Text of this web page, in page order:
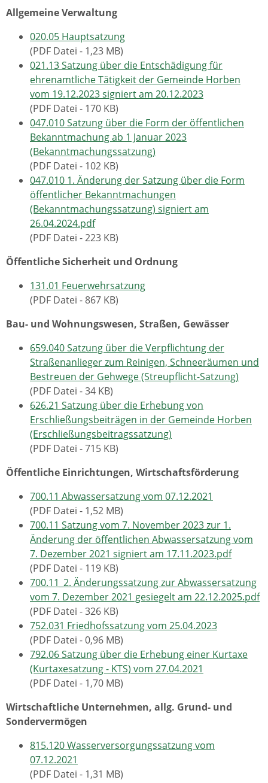
Allgemeine Verwaltung
020.05 Hauptsatzung
(PDF Datei - 1,23 MB)
021.13 Satzung über die Entschädigung für
ehrenamtliche Tätigkeit der Gemeinde Horben
vom 19.12.2023 signiert am 20.12.2023
(PDF Datei - 170 KB)
047.010 Satzung über die Form der öffentlichen
Bekanntmachung ab 1 Januar 2023
(Bekanntmachungssatzung)
(PDF Datei - 102 KB)
047.010 1. Änderung der Satzung über die Form
öffentlicher Bekanntmachungen
(Bekanntmachungssatzung) signiert am
26.04.2024.pdf
(PDF Datei - 223 KB)
Öffentliche Sicherheit und Ordnung
131.01 Feuerwehrsatzung
(PDF Datei - 867 KB)
Bau- und Wohnungswesen, Straßen, Gewässer
659.040 Satzung über die Verpflichtung der
Straßenanlieger zum Reinigen, Schneeräumen und
Bestreuen der Gehwege (Streupflicht-Satzung)
(PDF Datei - 34 KB)
626.21 Satzung über die Erhebung von
Erschließungsbeiträgen in der Gemeinde Horben
(Erschließungsbeitragssatzung)
(PDF Datei - 715 KB)
Öffentliche Einrichtungen, Wirtschaftsförderung
700.11 Abwassersatzung vom 07.12.2021
(PDF Datei - 1,52 MB)
700.11 Satzung vom 7. November 2023 zur 1.
Änderung der öffentlichen Abwassersatzung vom
7. Dezember 2021 signiert am 17.11.2023.pdf
(PDF Datei - 119 KB)
700.11_2. Änderungssatzung zur Abwassersatzung
vom 7. Dezember 2021 gesiegelt am 22.12.2025.pdf
(PDF Datei - 326 KB)
752.031 Friedhofssatzung vom 25.04.2023
(PDF Datei - 0,96 MB)
792.06 Satzung über die Erhebung einer Kurtaxe
(Kurtaxesatzung - KTS) vom 27.04.2021
(PDF Datei - 1,70 MB)
Wirtschaftliche Unternehmen, allg. Grund- und
Sondervermögen
815.120 Wasserversorgungssatzung vom
07.12.2021
(PDF Datei - 1,31 MB)